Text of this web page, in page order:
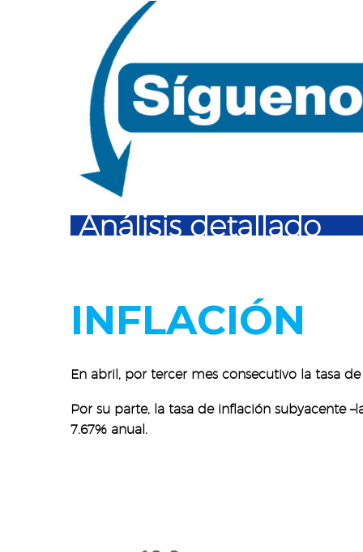
Análisis detallado
INFLACIÓN
En abril, por tercer mes consecutivo la tasa
Por su parte, la tasa de inflación subyacente
7.67% anual.